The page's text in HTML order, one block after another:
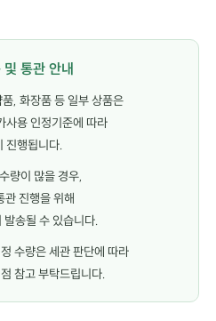
통관 안내
, 화장품 등 일부 상품은
사용 인정기준에 따라
진행됩니다.
량이 많을 경우,
관 진행을 위해
송될 수 있습니다.
수량은 세관 판단에 따라
참고 부탁드립니다.